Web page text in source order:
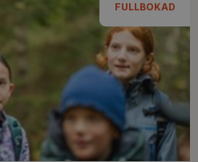
FULLBOKAD